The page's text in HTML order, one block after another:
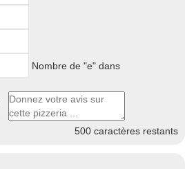
Nombre de "e" dans
500 caractères restants